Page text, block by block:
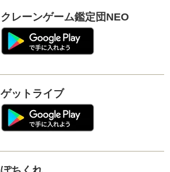
クレーンゲーム鑑定団NEO
ゲットライブ